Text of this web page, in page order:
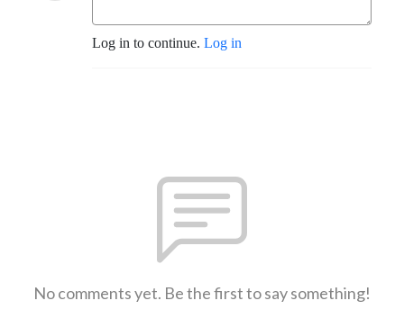
Log in to continue. Log in
No comments yet. Be the first to say something!